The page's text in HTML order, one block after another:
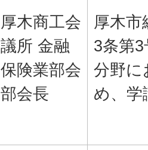
厚木商工会
議所 金融
保険業部会
部会長
厚木市
3条第
分野に
め、学